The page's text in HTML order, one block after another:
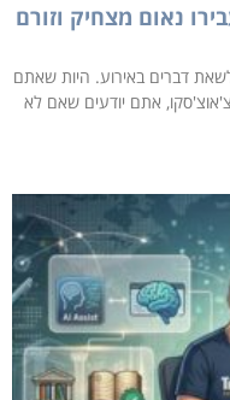
נאום מצחיק וזורם
דברים באירוע. היות שאתם
אתם יודעים שאם לא